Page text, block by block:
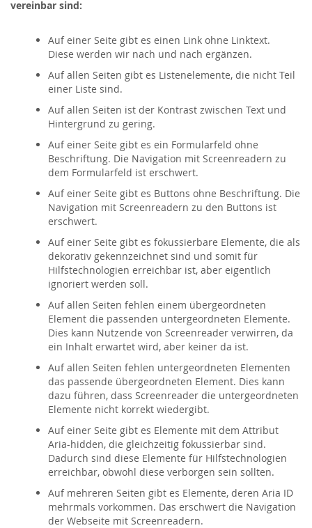
vereinbar sind:
Auf einer Seite gibt es einen Link ohne Linktext.
Diese werden wir nach und nach ergänzen.
Auf allen Seiten gibt es Listenelemente, die nicht Teil
einer Liste sind.
Auf allen Seiten ist der Kontrast zwischen Text und
Hintergrund zu gering.
Auf einer Seite gibt es ein Formularfeld ohne
Beschriftung. Die Navigation mit Screenreadern zu
dem Formularfeld ist erschwert.
Auf einer Seite gibt es Buttons ohne Beschriftung. Die
Navigation mit Screenreadern zu den Buttons ist
erschwert.
Auf einer Seite gibt es fokussierbare Elemente, die als
dekorativ gekennzeichnet sind und somit für
Hilfstechnologien erreichbar ist, aber eigentlich
ignoriert werden soll.
Auf allen Seiten fehlen einem übergeordneten
Element die passenden untergeordneten Elemente.
Dies kann Nutzende von Screenreader verwirren, da
ein Inhalt erwartet wird, aber keiner da ist.
Auf allen Seiten fehlen untergeordneten Elementen
das passende übergeordneten Element. Dies kann
dazu führen, dass Screenreader die untergeordneten
Elemente nicht korrekt wiedergibt.
Auf einer Seite gibt es Elemente mit dem Attribut
Aria-hidden, die gleichzeitig fokussierbar sind.
Dadurch sind diese Elemente für Hilfstechnologien
erreichbar, obwohl diese verborgen sein sollten.
Auf mehreren Seiten gibt es Elemente, deren Aria ID
mehrmals vorkommen. Das erschwert die Navigation
der Webseite mit Screenreadern.